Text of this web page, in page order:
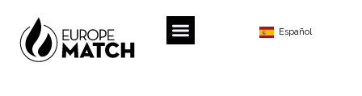
contenido
Español